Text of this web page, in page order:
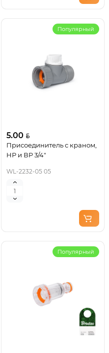
Популярный
5.00
Присоединитель с краном,
НР и ВР 3/4"
WL-2232-05 05
Популярный